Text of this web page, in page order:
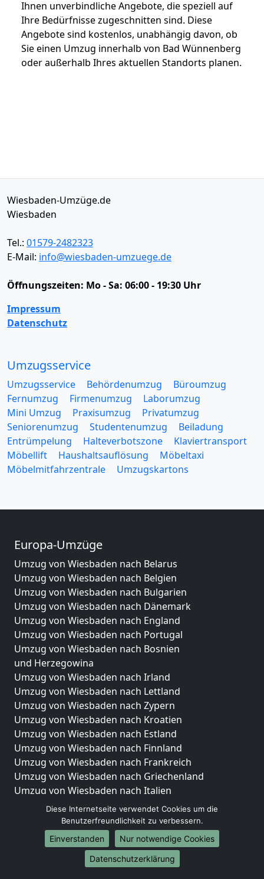
Ihnen unverbindliche Angebote, die speziell auf
Ihre Bedürfnisse zugeschnitten sind. Diese
Angebote sind kostenlos, unabhängig davon, ob
Sie einen Umzug innerhalb von Bad Wünnenberg
oder außerhalb Ihres aktuellen Standorts planen.
Wiesbaden-Umzüge.de
Wiesbaden
Tel.: 01579-2482323
E-Mail: info@wiesbaden-umzuege.de
Öffnungszeiten: Mo - Sa: 06:00 - 19:30 Uhr
Impressum
Datenschutz
Umzugsservice
Umzugsservice Behördenumzug
Büroumzug
Fernumzug
Firmenumzug
Laborumzug
Mini Umzug
Praxisumzug
Privatumzug
Seniorenumzug
Studentenumzug
Beiladung
Entrümpelung
Halteverbotszone
Klaviertransport
Möbellift
Haushaltsauflösung
Möbeltaxi
Möbelmitfahrzentrale
Umzugskartons
Europa-Umzüge
Umzug von Wiesbaden nach Belarus
Umzug von Wiesbaden nach Belgien
Umzug von Wiesbaden nach Bulgarien
Umzug von Wiesbaden nach Dänemark
Umzug von Wiesbaden nach England
Umzug von Wiesbaden nach Portugal
Umzug von Wiesbaden nach Bosnien
und Herzegowina
Umzug von Wiesbaden nach Irland
Umzug von Wiesbaden nach Lettland
Umzug von Wiesbaden nach Zypern
Umzug von Wiesbaden nach Kroatien
Umzug von Wiesbaden nach Estland
Umzug von Wiesbaden nach Finnland
Umzug von Wiesbaden nach Frankreich
Umzug von Wiesbaden nach Griechenland
Umzug von Wiesbaden nach Italien
Umzug von Wiesbaden nach Liechtenstein
Umzug von Wiesbaden nach Luxemburg
Umzug von Wiesbaden nach Niederlande
Umzug von Wiesbaden nach Norwegen
Umzüge-Deutschlandweit
Diese Internetseite verwendet Cookies um die
Benutzerfreundlichkeit zu verbessern.
Einverstanden
Nur notwendige Cookies
Datenschutzerklärung